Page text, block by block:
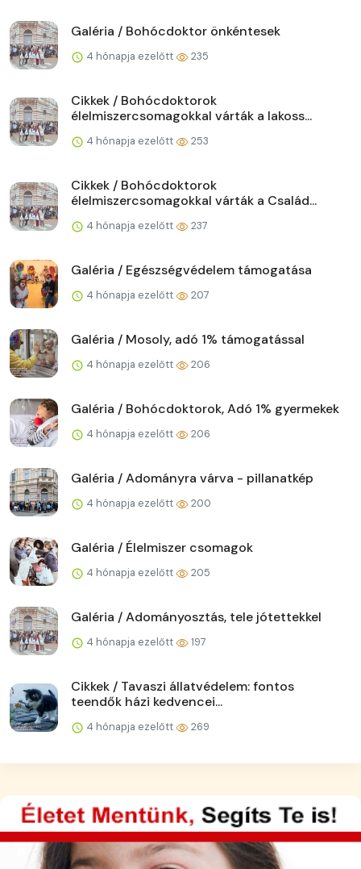
Galéria / Bohócdoktor önkéntesek
4 hónapja ezelőtt 235
Cikkek / Bohócdoktorok
élelmiszercsomagokkal várták a lakoss...
4 hónapja ezelőtt 253
Cikkek / Bohócdoktorok
élelmiszercsomagokkal várták a Család...
4 hónapja ezelőtt 237
Galéria / Egészségvédelem támogatása
4 hónapja ezelőtt 207
Galéria / Mosoly, adó 1% támogatással
4 hónapja ezelőtt 206
Galéria / Bohócdoktorok, Adó 1% gyermekek
4 hónapja ezelőtt 206
Galéria / Adományra várva - pillanatkép
4 hónapja ezelőtt 200
Galéria / Élelmiszer csomagok
4 hónapja ezelőtt 205
Galéria / Adományosztás, tele jótettekkel
4 hónapja ezelőtt 197
Cikkek / Tavaszi állatvédelem: fontos
teendők házi kedvencei...
4 hónapja ezelőtt 269